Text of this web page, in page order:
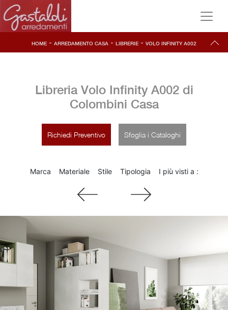
HOME - ARREDAMENTO CASA - LIBRERIE - VOLO INFINITY A002
Libreria Volo Infinity A002 di
Colombini Casa
Richiedi Preventivo Sfoglia i Cataloghi
Marca Materiale Stile Tipologia I più visti a :